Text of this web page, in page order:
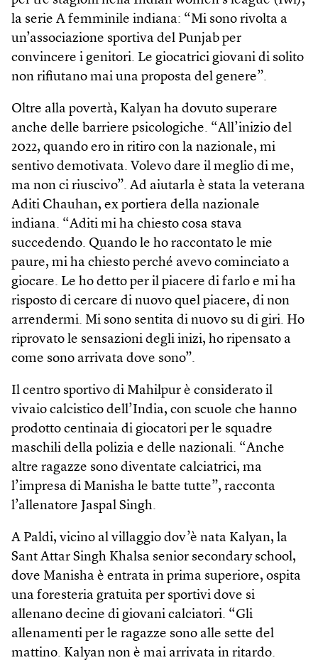
la serie A femminile indiana: “Mi sono rivolta a
un’associazione sportiva del Punjab per
convincere i genitori. Le giocatrici giovani di solito
non rifiutano mai una proposta del genere”.
Oltre alla povertà, Kalyan ha dovuto superare
anche delle barriere psicologiche. “All’inizio del
2022, quando ero in ritiro con la nazionale, mi
sentivo demotivata. Volevo dare il meglio di me,
ma non ci riuscivo”. Ad aiutarla è stata la veterana
Aditi Chauhan, ex portiera della nazionale
indiana. “Aditi mi ha chiesto cosa stava
succedendo. Quando le ho raccontato le mie
paure, mi ha chiesto perché avevo cominciato a
giocare. Le ho detto per il piacere di farlo e mi ha
risposto di cercare di nuovo quel piacere, di non
arrendermi. Mi sono sentita di nuovo su di giri. Ho
riprovato le sensazioni degli inizi, ho ripensato a
come sono arrivata dove sono”.
Il centro sportivo di Mahilpur è considerato il
vivaio calcistico dell’India, con scuole che hanno
prodotto centinaia di giocatori per le squadre
maschili della polizia e delle nazionali. “Anche
altre ragazze sono diventate calciatrici, ma
l’impresa di Manisha le batte tutte”, racconta
l’allenatore Jaspal Singh.
A Paldi, vicino al villaggio dov’è nata Kalyan, la
Sant Attar Singh Khalsa senior secondary school,
dove Manisha è entrata in prima superiore, ospita
una foresteria gratuita per sportivi dove si
allenano decine di giovani calciatori. “Gli
allenamenti per le ragazze sono alle sette del
mattino. Kalyan non è mai arrivata in ritardo.